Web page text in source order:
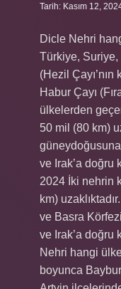
Tarih: Kasım 12,
Dicle Nehri
Türkiye, Suriye,
(Hezil
Habur Çayı
ülkelerden
50 mil (80 km)
ve Irak’a doğru
2024 İki nehrin
km)
ve Basra
ve Irak’a doğru
Nehri hangi ülke
boyunca